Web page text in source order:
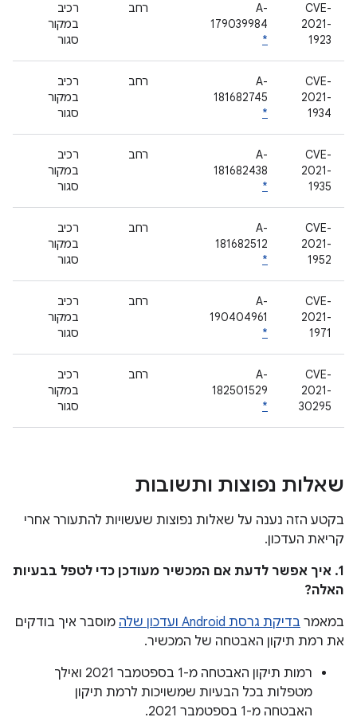
CVE-
2021-
1923
A-
179039984
*
רחב
רכיב
במקור
סגור
CVE-
2021-
1934
A-
181682745
*
רחב
רכיב
במקור
סגור
CVE-
2021-
1935
A-
181682438
*
רחב
רכיב
במקור
סגור
CVE-
2021-
1952
A-
181682512
*
רחב
רכיב
במקור
סגור
CVE-
2021-
1971
A-
190404961
*
רחב
רכיב
במקור
סגור
CVE-
2021-
30295
A-
182501529
*
רחב
רכיב
במקור
סגור
שאלות נפוצות ותשובות
בקטע הזה נענה על שאלות נפוצות שעשויות להתעורר אחרי
קריאת העדכון.
1. איך אפשר לדעת אם המכשיר מעודכן כדי לטפל בבעיות
האלה?
במאמר בדיקת גרסת Android ועדכון שלה
מוסבר איך בודקים
את רמת תיקון האבטחה של המכשיר.
רמות תיקון האבטחה מ-1 בספטמבר 2021 ואילך
מטפלות בכל הבעיות שמשויכות לרמת תיקון
האבטחה מ-1 בספטמבר 2021.